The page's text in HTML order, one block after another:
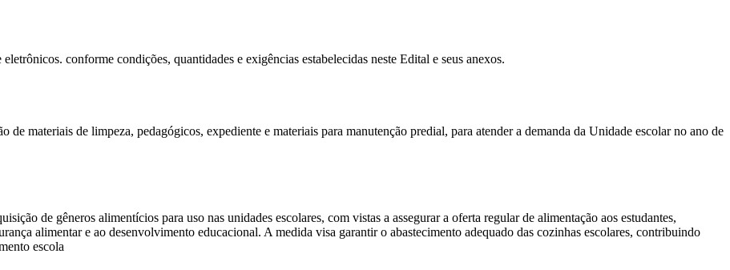
conforme condições, quantidades e exigências estabelecidas neste Edital e seus anexos.
de materiais de limpeza, pedagógicos, expediente e materiais para manutenção predial, para atender a demanda da Unidade escolar no ano de
de gêneros alimentícios para uso nas unidades escolares, com vistas a assegurar a oferta regular de alimentação aos estudantes,
alimentar e ao desenvolvimento educacional. A medida visa garantir o abastecimento adequado das cozinhas escolares, contribuindo
escola